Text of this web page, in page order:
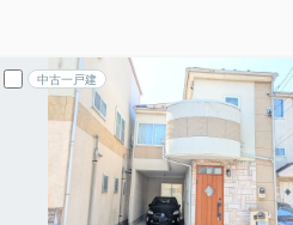
中古一戸建